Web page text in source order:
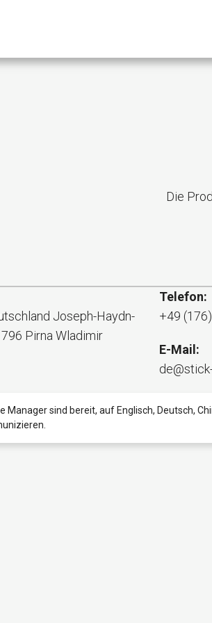
Die
Joseph-Haydn-
PirnaWladimir
Telefon:
+49
E-Mail:
Manager sind bereit, auf Englisch, Deutsch,